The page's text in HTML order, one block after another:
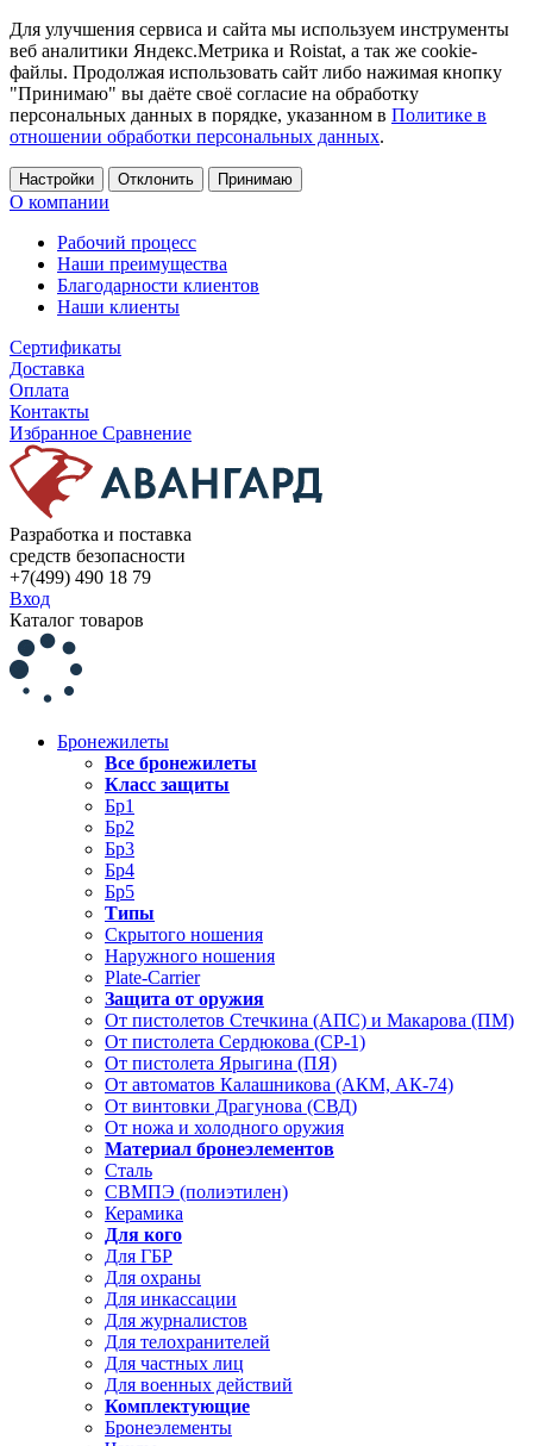
Для улучшения сервиса и сайта мы используем инструменты
веб аналитики Яндекс.Метрика и Roistat, а так же cookie-
файлы. Продолжая использовать сайт либо нажимая кнопку
"Принимаю" вы даёте своё согласие на обработку
персональных данных в порядке, указанном в Политике в
отношении обработки персональных данных.
Настройки Отклонить Принимаю
О компании
Рабочий процесс
Наши преимущества
Благодарности клиентов
Наши клиенты
Сертификаты
Доставка
Оплата
Контакты
Избранное Сравнение
Разработка и поставка
средств безопасности
+7(499) 490 18 79
Вход
Каталог товаров
Бронежилеты
Все бронежилеты
Класс защиты
Бр1
Бр2
Бр3
Бр4
Бр5
Типы
Скрытого ношения
Наружного ношения
Plate-Carrier
Защита от оружия
От пистолетов Стечкина (АПС) и Макарова (ПМ)
От пистолета Сердюкова (СР-1)
От пистолета Ярыгина (ПЯ)
От автоматов Калашникова (АКМ, АК-74)
От винтовки Драгунова (СВД)
От ножа и холодного оружия
Материал бронеэлементов
Сталь
СВМПЭ (полиэтилен)
Керамика
Для кого
Для ГБР
Для охраны
Для инкассации
Для журналистов
Для телохранителей
Для частных лиц
Для военных действий
Комплектующие
Бронеэлементы